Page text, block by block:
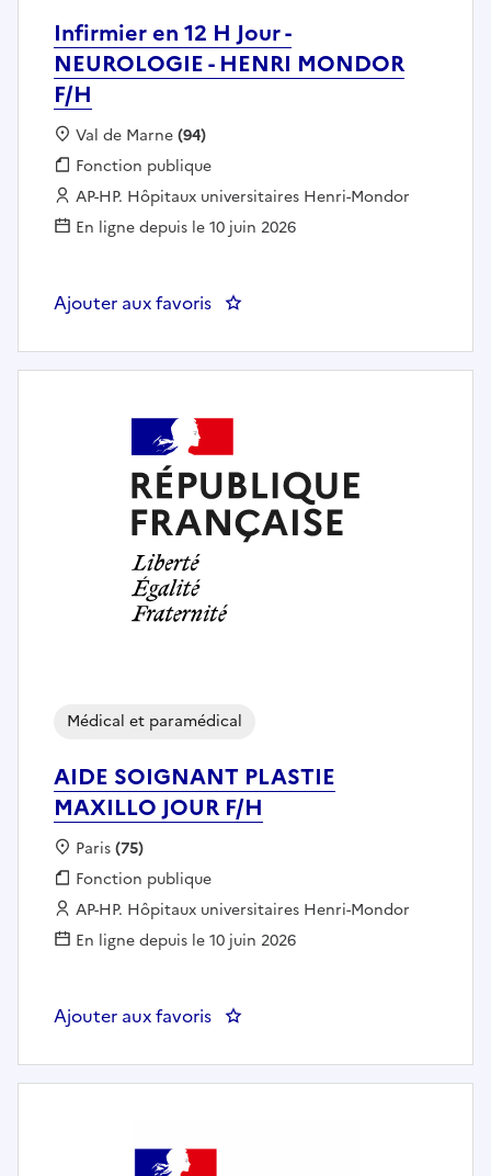
Infirmier en 12 H Jour -
NEUROLOGIE - HENRI MONDOR
F/H
Localisation :
Val de Marne(94)
Fonction publique :
Fonction publique
Employeur :
AP-HP. Hôpitaux universitaires Henri-Mondor
En ligne depuis le 10 juin 2026
Ajouter aux favoris : Infirmier en 12 H Jour -
AIDE SOIGNANT PLASTIE
MAXILLO JOUR F/H
Médical et paramédical
Localisation :
Paris(75)
Fonction publique :
Fonction publique
Employeur :
AP-HP. Hôpitaux universitaires Henri-Mondor
En ligne depuis le 10 juin 2026
Ajouter aux favoris : AIDE SOIGNANT PLASTIE